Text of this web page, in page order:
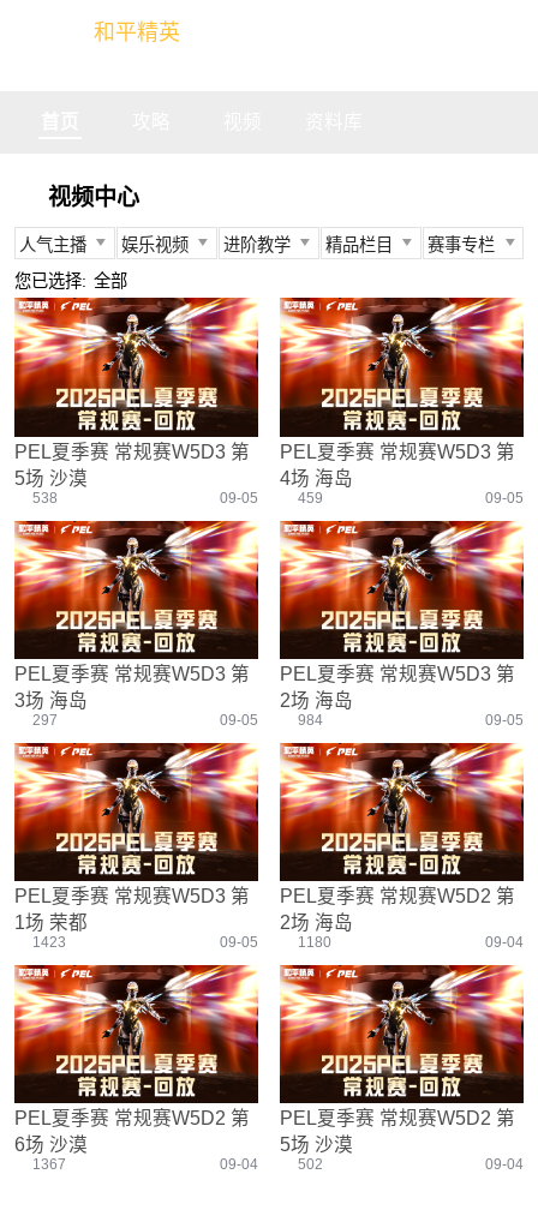
和平精英
视频中心
人气主播 娱乐视频 进阶教学 精品栏目 赛事专栏
所有
不求人
柔柔
难言
冬季
奇怪君
艺帝帝
晚玉
娱乐精英
情感电台
真人搞笑
带妹大作战
我的憨队友
身法教学
武器装备
资源分布
操作意识
刚枪技巧
野点发育
载具解析
游戏设置
压枪教学
落地选择
官方视频
燃烧吧大局观
盒子有话说
快来扶我
作死鸽
精英测评师
精英操作篇
主播搞笑篇
欢乐时刻
盒平老中医
防弹铁头团
PEC
PEL
PEGI
其他赛事
赛事回放
精彩集锦
您已选择: 全部
PEL夏季赛 常规赛W5D3 第
5场 沙漠
538 09-05
PEL夏季赛 常规赛W5D3 第
4场 海岛
459 09-05
PEL夏季赛 常规赛W5D3 第
3场 海岛
297 09-05
PEL夏季赛 常规赛W5D3 第
2场 海岛
984 09-05
PEL夏季赛 常规赛W5D3 第
1场 荣都
1423 09-05
PEL夏季赛 常规赛W5D2 第
2场 海岛
1180 09-04
PEL夏季赛 常规赛W5D2 第
6场 沙漠
1367 09-04
PEL夏季赛 常规赛W5D2 第
5场 沙漠
502 09-04